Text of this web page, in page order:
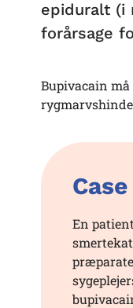
epiduralt (i
forårsage
Bupivacain
Case
En